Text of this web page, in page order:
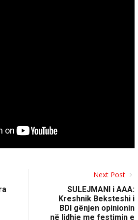
Next Post
SULEJMANI i AAA:
Kreshnik Beksteshi i
BDI gënjen opinionin
në lidhje me festimin e